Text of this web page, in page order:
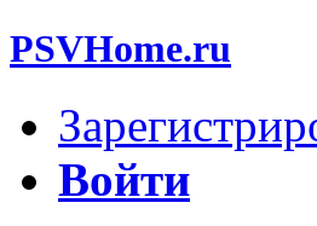
PSVHome.ru
Войти